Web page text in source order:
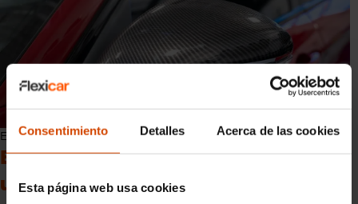
Consentimiento Detalles Acerca de las cookies
Esta página web usa cookies
Espejo retrovisor de fibra de carbono
Ejemplos de marcas y coches que
usan fibra de carbono